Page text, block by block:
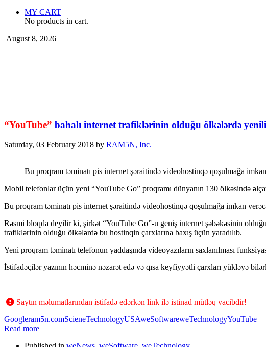
MY CART
No products in cart.
August 8, 2026
“YouTube” bahalı internet trafiklərinin olduğu ölkələrdə
Saturday, 03 February 2018 by RAM5N, Inc.
Bu proqram təminatı pis internet şəraitində videohostinqə qoşulmağa
Mobil telefonlar üçün yeni “YouTube Go” proqramı dünyanın 130 ölkəsində
Bu proqram təminatı pis internet şəraitində videohostinqə qoşulmağa imkan
Rəsmi bloqda deyilir ki, şirkət “YouTube Go”-u geniş internet şəbəkəsinin
trafiklərinin olduğu ölkələrdə bu hostinqin çarxlarına baxış üçün yaradılıb.
Yeni proqram təminatı telefonun yaddaşında videoyazıların saxlanılması
İstifadəçilər yazının həcminə nəzarət edə və qısa keyfiyyətli çarxları yükləyə
Saytın məlumatlarından istifadə edərkən link ilə istinad mütləq vacibdir!
Googleram5n.comScieneTechnologyUSAweSoftwareweTechnologyYouTube
Read more